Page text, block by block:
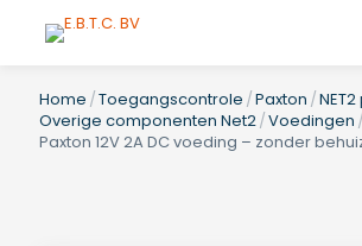
Home /Toegangscontrole /Paxton /
Overige componenten Net2/Voedingen /
Paxton 12V 2A DC voeding – zonder